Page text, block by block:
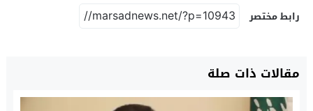
رابط مختصر
مقالات ذات صلة